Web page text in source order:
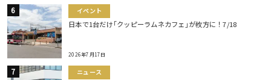
イベント
日本で1台だけ｢クッピーラムネカフェ｣が枚方に！7/18
2026年7月17日
ニュース